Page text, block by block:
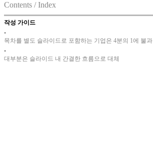
Contents / Index
작성 가이드
•
목차를 별도 슬라이드로 포함하는 기업은 4분의 1에 불과
•
대부분은 슬라이드 내 간결한 흐름으로 대체